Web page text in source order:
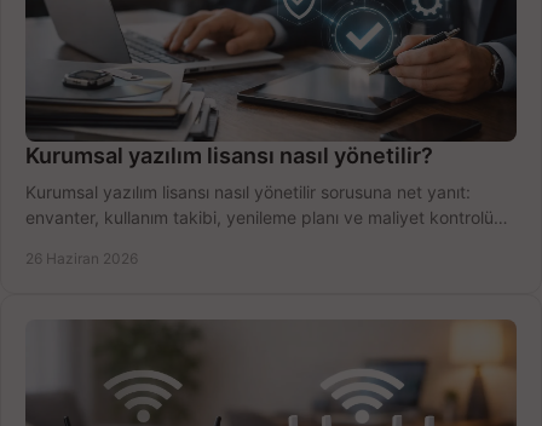
Kurumsal yazılım lisansı nasıl yönetilir?
Kurumsal yazılım lisansı nasıl yönetilir sorusuna net yanıt:
envanter, kullanım takibi, yenileme planı ve maliyet kontrolü
26 Haziran 2026